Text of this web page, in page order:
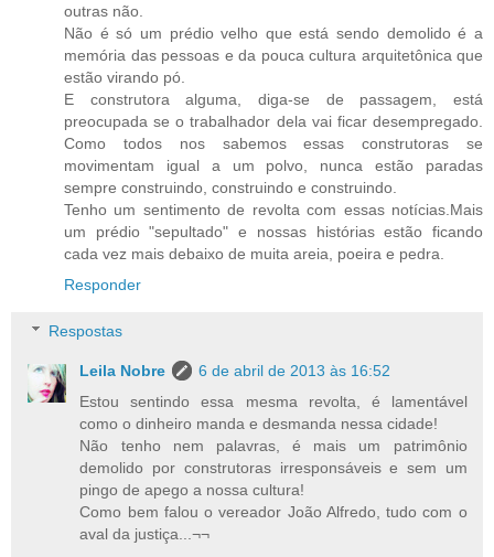
outras não.
Não é só um prédio velho que está sendo demolido é a
memória das pessoas e da pouca cultura arquitetônica que
estão virando pó.
E construtora alguma, diga-se de passagem, está
preocupada se o trabalhador dela vai ficar desempregado.
Como todos nos sabemos essas construtoras se
movimentam igual a um polvo, nunca estão paradas
sempre construindo, construindo e construindo.
Tenho um sentimento de revolta com essas notícias.Mais
um prédio "sepultado" e nossas histórias estão ficando
cada vez mais debaixo de muita areia, poeira e pedra.
Responder
Respostas
Leila Nobre
6 de abril de 2013 às 16:52
Estou sentindo essa mesma revolta, é lamentável
como o dinheiro manda e desmanda nessa cidade!
Não tenho nem palavras, é mais um patrimônio
demolido por construtoras irresponsáveis e sem um
pingo de apego a nossa cultura!
Como bem falou o vereador João Alfredo, tudo com o
aval da justiça...¬¬